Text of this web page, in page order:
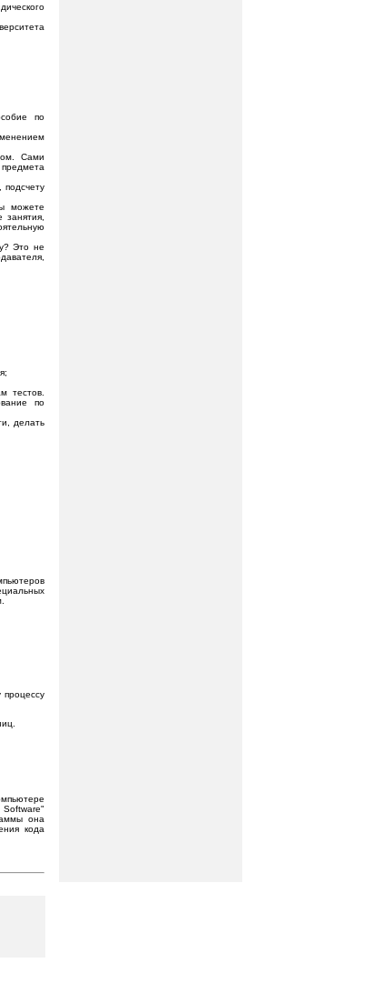
по
Сами
подсчету
можете
Это не
тестов.
по
делать
процессу
она
кода